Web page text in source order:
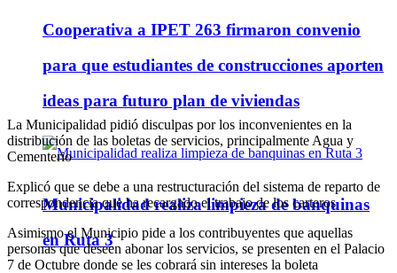
Cooperativa a IPET 263 firmaron convenio
para que estudiantes de construcciones aporten
ideas para futuro plan de viviendas
Municipalidad realiza limpieza de banquinas
en Ruta 3
La Municipalidad pidió disculpas por los inconvenientes en la
distribución de las boletas de servicios, principalmente Agua y
Cementerio
Explicó que se debe a una restructuración del sistema de reparto de
correspondencia que ha recargado el trabajo de los carteros
Asimismo el Municipio pide a los contribuyentes que aquellas
personas que deseen abonar los servicios, se presenten en el Palacio
7 de Octubre donde se les cobrará sin intereses la boleta